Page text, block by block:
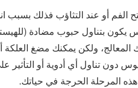
الفم أو عند التثاؤب فذلك بسبب
يكون بتناول حبوب مضادة
ولكن يمكنك مضغ العلكة
دون تناول أي أدوية أو
المرحلة الحرجة في حياتك.